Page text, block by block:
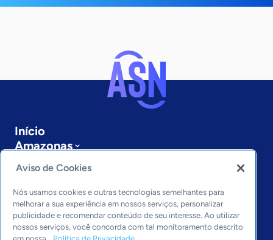
Início
Amazonas
Sobre a ASN
Últimas notícias
Entre em contato
Editorias
Economia & Política
Aviso de Cookies
Nós usamos cookies e outras tecnologias semelhantes para
melhorar a sua experiência em nossos serviços, personalizar
publicidade e recomendar conteúdo de seu interesse. Ao utilizar
nossos serviços, você concorda com tal monitoramento descrito